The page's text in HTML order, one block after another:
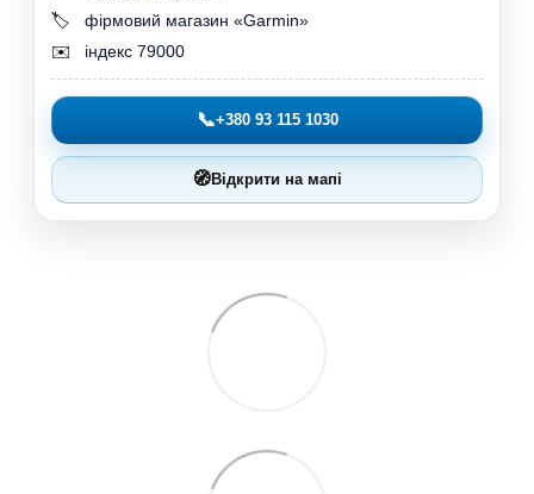
🏷️
фірмовий магазин «Garmin»
✉️
індекс 79000
📞+380 93 115 1030
🧭Відкрити на мапі